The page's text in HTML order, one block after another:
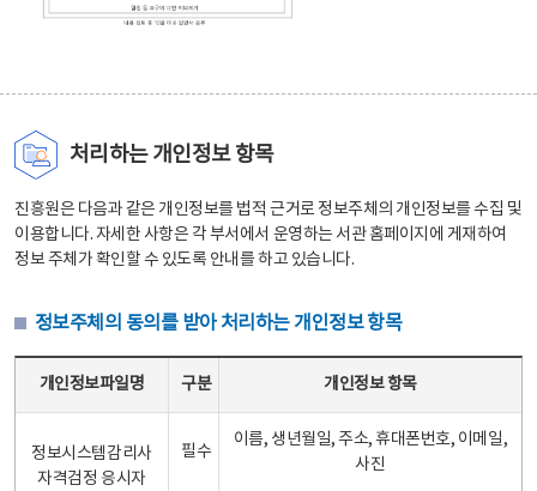
처리하는 개인정보 항목
진흥원은 다음과 같은 개인정보를 법적 근거로 정보주체의 개인정보를 수집 및
이용합니다. 자세한 사항은 각 부서에서 운영하는 서관 홈페이지에 게재하여
정보 주체가 확인할 수 있도록 안내를 하고 있습니다.
정보주체의 동의를 받아 처리하는 개인정보 항목
개인정보파일명 구분 개인정보 항목
정보시스템감리사
자격검정 응시자
필수
이름, 생년월일, 주소, 휴대폰번호, 이메일,
사진